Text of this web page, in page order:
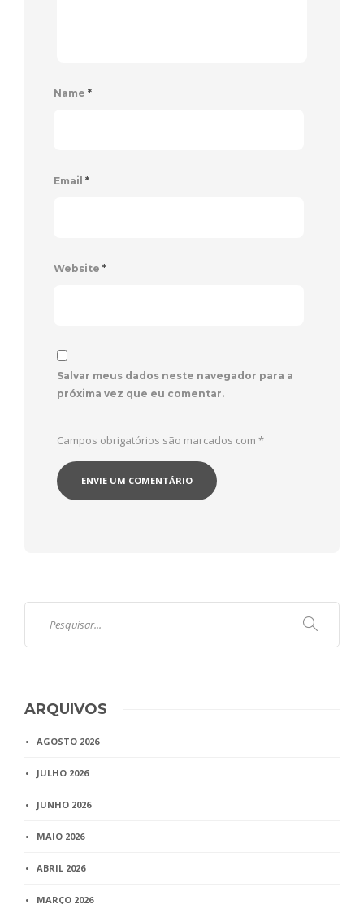
Name *
Email *
Website *
Salvar meus dados neste navegador para a
próxima vez que eu comentar.
Campos obrigatórios são marcados com *
ARQUIVOS
AGOSTO 2026
JULHO 2026
JUNHO 2026
MAIO 2026
ABRIL 2026
MARÇO 2026